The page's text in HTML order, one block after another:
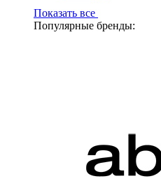
Показать все
Популярные бренды: